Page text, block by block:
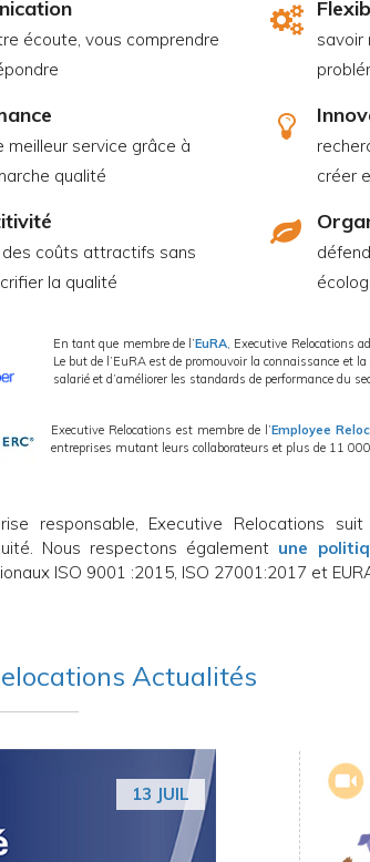
écoute, vous comprendre
meilleur service grâce à
qualité
des coûts attractifs sans
la qualité
savoir
créer
En tant que membre de l’EuRA, Executive Relocations
Le but de l’EuRA est de promouvoir la connaissance et
salarié et d’améliorer les standards de performance du
Executive Relocations est membre de l’Employee
entreprises mutant leurs collaborateurs et plus de 11
responsable, Executive Relocations suit
Nous respectons également une
ISO 9001 :2015, ISO 27001:2017 et
Actualités
13 JUIL